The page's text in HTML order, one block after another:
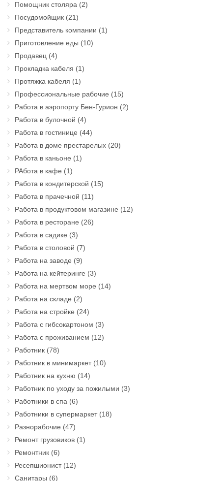
Помощник столяра (2)
Посудомойщик (21)
Представитель компании (1)
Приготовление еды (10)
Продавец (4)
Прокладка кабеля (1)
Протяжка кабеля (1)
Профессиональные рабочие (15)
Работа в аэропорту Бен-Гурион (2)
Работа в булочной (4)
Работа в гостинице (44)
Работа в доме престарелых (20)
Работа в каньоне (1)
РАбота в кафе (1)
Работа в кондитерской (15)
Работа в прачечной (11)
Работа в продуктовом магазине (12)
Работа в ресторане (26)
Работа в садике (3)
Работа в столовой (7)
Работа на заводе (9)
Работа на кейтеринге (3)
Работа на мертвом море (14)
Работа на складе (2)
Работа на стройке (24)
Работа с гибсокартоном (3)
Работа с проживанием (12)
Работник (78)
Работник в минимаркет(10)
Работник на кухню (14)
Работник по уходу за пожилыми (3)
Работники в спа (6)
Работники в супермаркет(18)
Разнорабочие (47)
Ремонт грузовиков (1)
Ремонтник (6)
Ресепшионист(12)
Санитары (6)